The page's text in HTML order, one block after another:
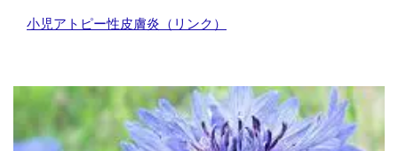
小児アトピー性皮膚炎（リンク）